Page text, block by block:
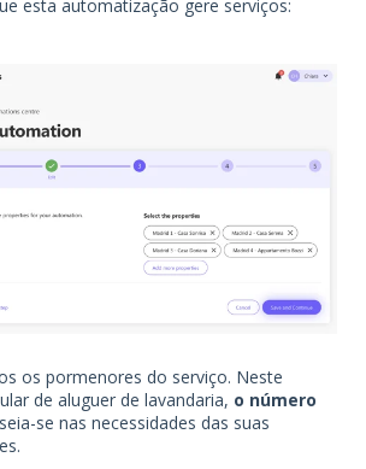
esta automatização gere serviços:
os pormenores do serviço. Neste
de aluguer de lavandaria, o número
se nas necessidades das suas